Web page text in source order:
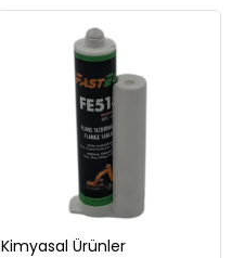
Kimyasal Ürünler